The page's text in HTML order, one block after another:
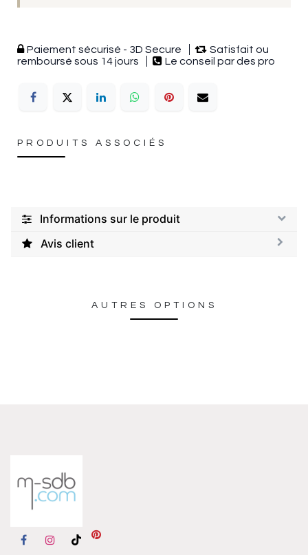
Paiement sécurisé - 3D Secure
Satisfait ou
remboursé sous 14 jours
Le conseil par des pro
PRODUITS ASSOCIÉS
Informations sur le produit
Avis client
AUTRES OPTIONS